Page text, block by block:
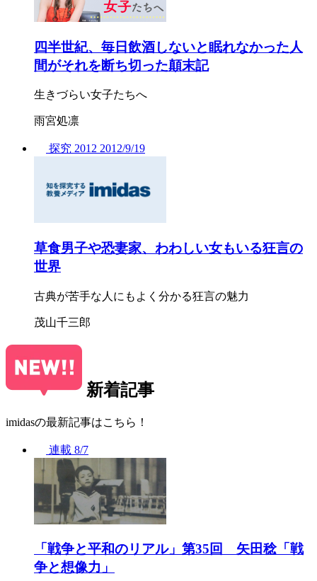
四半世紀、毎日飲酒しないと眠れなかった人
間がそれを断ち切った顛末記
生きづらい女子たちへ
雨宮処凛
探究 2012 2012/9/19
草食男子や恐妻家、わわしい女もいる狂言の
世界
古典が苦手な人にもよく分かる狂言の魅力
茂山千三郎
新着記事
imidasの最新記事はこちら！
連載 8/7
「戦争と平和のリアル」第35回 矢田稔「戦
争と想像力」